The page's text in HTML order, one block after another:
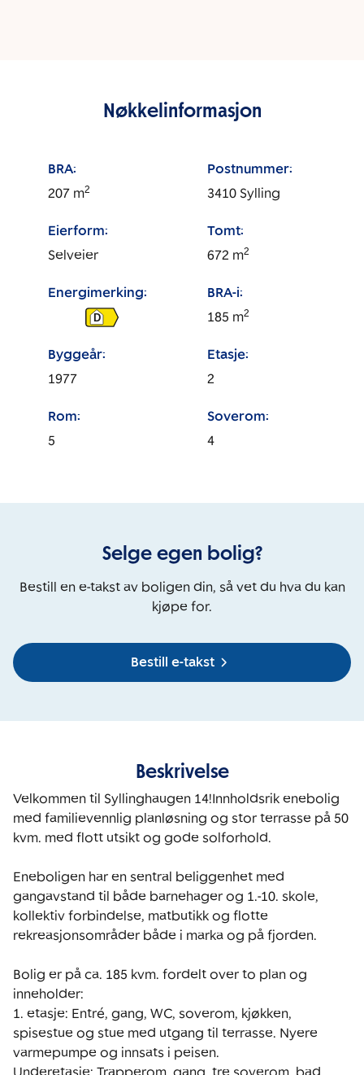
Nøkkelinformasjon
BRA:
207 m2
Postnummer:
3410 Sylling
Eierform:
Selveier
Tomt:
672 m2
Energimerking:
D
BRA-i:
185 m2
Byggeår:
1977
Etasje:
2
Rom:
5
Soverom:
4
Selge egen bolig?
Bestill en e-takst av boligen din, så vet du hva du kan
kjøpe for.
Bestill e-takst
Beskrivelse
Velkommen til Syllinghaugen 14!Innholdsrik enebolig
med familievennlig planløsning og stor terrasse på 50
kvm. med flott utsikt og gode solforhold.
Eneboligen har en sentral beliggenhet med
gangavstand til både barnehager og 1.-10. skole,
kollektiv forbindelse, matbutikk og flotte
rekreasjonsområder både i marka og på fjorden.
Bolig er på ca. 185 kvm. fordelt over to plan og
inneholder:
1. etasje: Entré, gang, WC, soverom, kjøkken,
spisestue og stue med utgang til terrasse. Nyere
varmepumpe og innsats i peisen.